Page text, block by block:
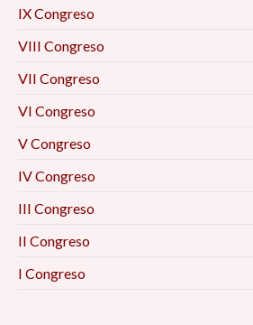
IX Congreso
VIII Congreso
VII Congreso
VI Congreso
V Congreso
IV Congreso
III Congreso
II Congreso
I Congreso